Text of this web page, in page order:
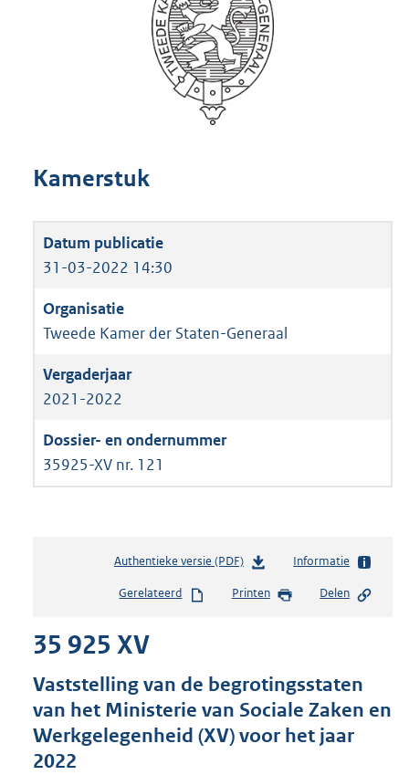
Kamerstuk
31-03-2022 14:30
Tweede Kamer der Staten-Generaal
2021-2022
35925-XV nr. 121
Authentieke versie (PDF)b
s
s
g
r
Informatie
Gerelateerd Printen Delen
35 925 XV
Vaststelling van de begrotingsstaten
van het Ministerie van Sociale Zaken en
Werkgelegenheid (XV) voor het jaar
2022